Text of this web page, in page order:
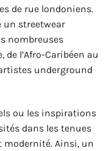
de rue londoniens.
un streetwear
nombreuses
l’Afro-Caribéen au
underground
ou les inspirations
dans les tenues
Ainsi, un